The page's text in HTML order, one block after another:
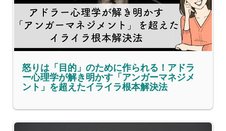
怒りは「目的」のために作られる！アドラ
ー心理学が解き明かす「アンガーマネジメ
ント」を超えたイライラ根本解決法